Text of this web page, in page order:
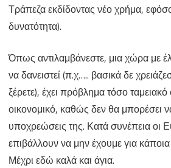
Τράπεζα εκδίδοντας νέο χρήμα,
δυνατότητα).
Όπως αντιλαμβάνεστε, μια χώρα με
να δανειστεί (π.χ….. βασικά δε
ξέρετε), έχει πρόβλημα τόσο
οικονομικό, καθώς δεν θα μπορέσει
υποχρεώσεις της. Κατά συνέπεια οι
επιβάλλουν να μην έχουμε για κάποια
Μέχρι εδώ καλά και άγια.